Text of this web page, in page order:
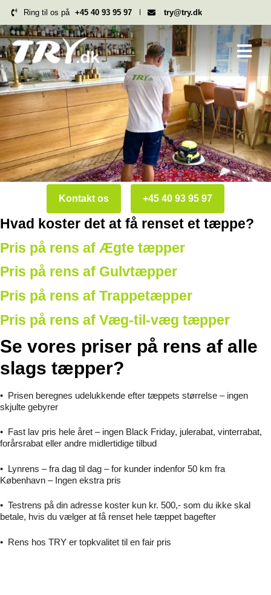
indholdet
Ring til os på +45 40 93 95 97 try@try.dk
Kontakt os +45 40 93 95 97
Hvad koster det at få renset et tæppe?
Pris på rens af Ægte tæpper
Pris på rens af Gulvtæpper
Pris på rens af Trappetæpper
Pris på rens af Væg-til-væg tæpper
Se vores priser på rens af alle
slags tæpper?
• Prisen beregnes udelukkende efter tæppets størrelse – ingen
skjulte gebyrer
• Fast lav pris hele året – ingen Black Friday, julerabat, vinterrabat,
forårsrabat eller andre midlertidige tilbud
• Lynrens – fra dag til dag – for kunder indenfor 50 km fra
København – Ingen ekstra pris
• Testrens på din adresse koster kun kr. 500,- som du ikke skal
betale, hvis du vælger at få renset hele tæppet bagefter
• Rens hos TRY er topkvalitet til en fair pris